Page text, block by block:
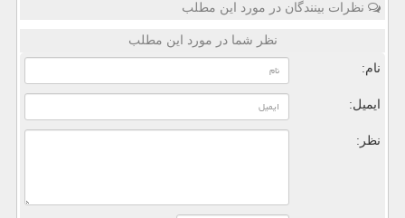
نظرات بینندگان در مورد این مطلب
نظر شما در مورد این مطلب
نام:
ایمیل:
نظر: